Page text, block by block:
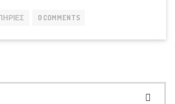
0 COMMENTS